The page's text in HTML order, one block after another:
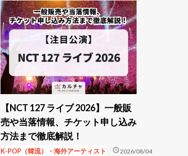
【NCT 127 ライブ 2026】一般販
売や当落情報、チケット申し込み
方法まで徹底解説！
K-POP（韓流）・海外アーティスト schedule2026/08/04